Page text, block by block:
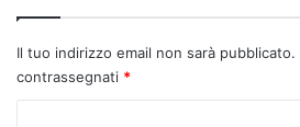
Il tuo indirizzo email non sarà pubblicato.
contrassegnati *